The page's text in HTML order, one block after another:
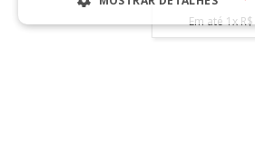
Em até1xR$
ESTRITAMENTE NECESSÁRIOS